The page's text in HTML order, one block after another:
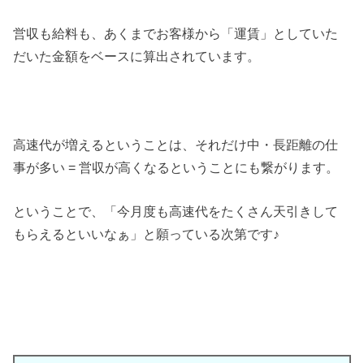
営収も給料も、あくまでお客様から「運賃」としていた
だいた金額をベースに算出されています。
高速代が増えるということは、それだけ中・長距離の仕
事が多い = 営収が高くなるということにも繋がります。
ということで、「今月度も高速代をたくさん天引きして
もらえるといいなぁ」と願っている次第です♪